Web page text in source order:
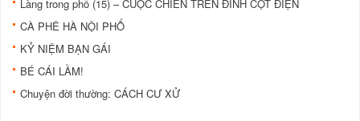
Làng trong phố (15) – CUỘC CHIẾN TRÊN ĐỈNH CỘT ĐIỆN
CÀ PHÊ HÀ NỘI PHỐ
KỶ NIỆM BẠN GÁI
BÉ CÁI LẦM!
Chuyện đời thường: CÁCH CƯ XỬ